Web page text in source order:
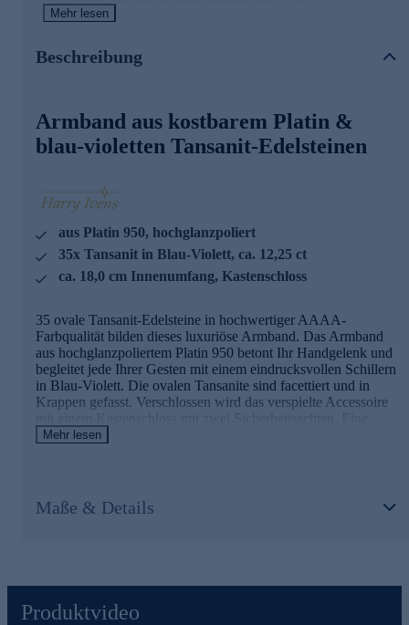
Sicherheitsachten. Eine exquisite Bereicherung für jeden
Ihr Vorteil: Schmuck in geprüfter Top-
Was die Qualität unserer Schmuckstücke angeht, gehen wir
keine Kompromisse ein. Unsere Schmuckwaren durchlaufen
in unserer Qualitätssicherung sowie seitens unserer
dazu die Prüfung auf Konformität mit den Bestimmungen
der Schweizer Edelmetallkontrollgesetzgebung.
Nutzen Sie die Gelegenheit und bestellen jetzt bequem
online.
Mehr lesen
Beschreibung
Armband aus kostbarem Platin &
blau-violetten Tansanit-Edelsteinen
aus Platin 950, hochglanzpoliert
35x Tansanit in Blau-Violett, ca. 12,25 ct
ca. 18,0 cm Innenumfang, Kastenschloss
35 ovale Tansanit-Edelsteine in hochwertiger AAAA-
Farbqualität bilden dieses luxuriöse Armband. Das Armband
aus hochglanzpoliertem Platin 950 betont Ihr Handgelenk und
begleitet jede Ihrer Gesten mit einem eindrucksvollen Schillern
in Blau-Violett. Die ovalen Tansanite sind facettiert und in
Krappen gefasst. Verschlossen wird das verspielte Accessoire
mit einem Kastenschloss mit zwei Sicherheitsachten. Eine
exquisite Bereicherung für jeden Look und jeden Anlass.
Was die Qualität unserer Schmuckstücke angeht, gehen wir
Edelmetallkontrollgesetzgebung.
Nutzen Sie die Gelegenheit und bestellen jetzt bequem
Mehr lesen
Maße & Details
Produktvideo